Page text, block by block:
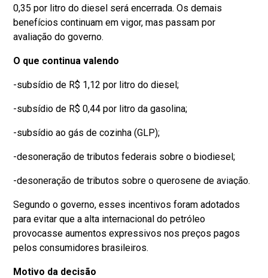
0,35 por litro do diesel será encerrada. Os demais
benefícios continuam em vigor, mas passam por
avaliação do governo.
O que continua valendo
-subsídio de R$ 1,12 por litro do diesel;
-subsídio de R$ 0,44 por litro da gasolina;
-subsídio ao gás de cozinha (GLP);
-desoneração de tributos federais sobre o biodiesel;
-desoneração de tributos sobre o querosene de aviação.
Segundo o governo, esses incentivos foram adotados
para evitar que a alta internacional do petróleo
provocasse aumentos expressivos nos preços pagos
pelos consumidores brasileiros.
Motivo da decisão